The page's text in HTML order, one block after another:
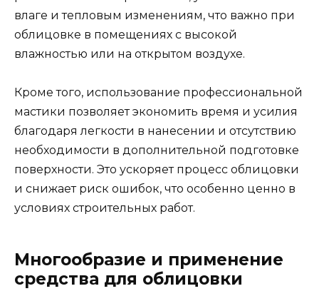
влаге и тепловым изменениям, что важно при
облицовке в помещениях с высокой
влажностью или на открытом воздухе.
Кроме того, использование профессиональной
мастики позволяет экономить время и усилия
благодаря легкости в нанесении и отсутствию
необходимости в дополнительной подготовке
поверхности. Это ускоряет процесс облицовки
и снижает риск ошибок, что особенно ценно в
условиях строительных работ.
Многообразие и применение
средства для облицовки